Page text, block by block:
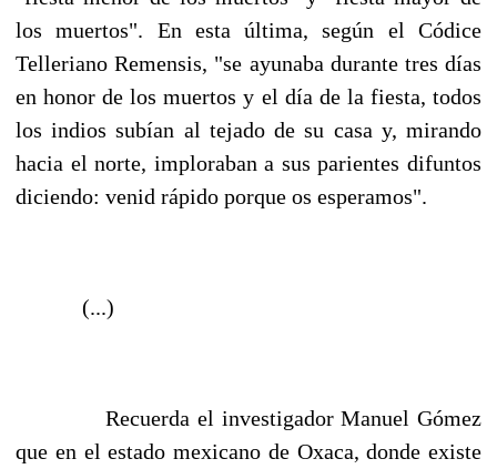
los muertos". En esta última, según el Códice
Telleriano Remensis, "se ayunaba durante tres días
en honor de los muertos y el día de la fiesta, todos
los indios subían al tejado de su casa y, mirando
hacia el norte, imploraban a sus parientes difuntos
diciendo: venid rápido porque os esperamos".
(...)
Recuerda el investigador Manuel Gómez
que en el estado mexicano de Oxaca, donde existe